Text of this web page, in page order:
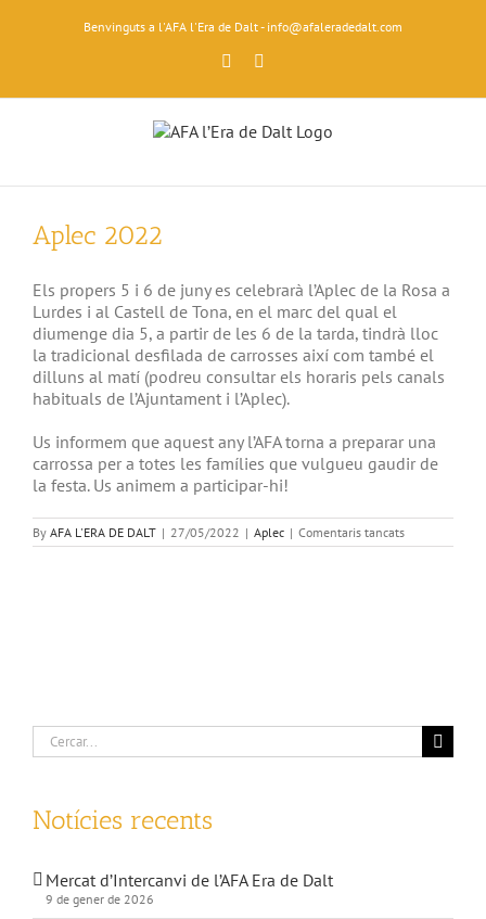
Benvinguts a l'AFA l'Era de Dalt - info@afaleradedalt.com
Facebook
Image
Aplec 2022
Els propers 5 i 6 de juny es celebrarà l’Aplec de la Rosa a
Lurdes i al Castell de Tona, en el marc del qual el
diumenge dia 5, a partir de les 6 de la tarda, tindrà lloc
la tradicional desfilada de carrosses així com també el
dilluns al matí (podreu consultar els horaris pels canals
habituals de l’Ajuntament i l’Aplec).
Us informem que aquest any l’AFA torna a preparar una
carrossa per a totes les famílies que vulgueu gaudir de
la festa. Us animem a participar-hi!
By AFA L'ERA DE DALT | 27/05/2022 | Aplec | Comentaris tancatsa
Aplec
Cerca
…
Notícies recents
Mercat d’Intercanvi de l’AFA Era de Dalt
9 de gener de 2026